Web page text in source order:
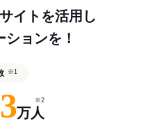
イトを活用し
ョンを！
※1
万人
※2